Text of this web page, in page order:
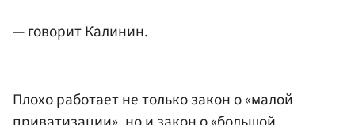
— говорит Калинин.
Плохо работает не только закон о «малой